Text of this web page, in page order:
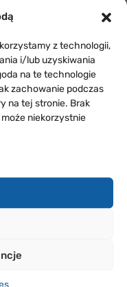
z technologii,
i/lub uzyskiwania
na te technologie
zachowanie podczas
na tej stronie. Brak
niekorzystnie
SA Solidnym
2010 (2011r.)
Klienta 2008 w
„Programy